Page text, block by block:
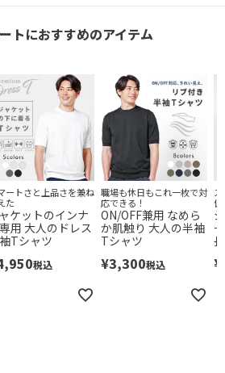
トにおすすめのアイテム
ートさと上品さを兼ね
た
ケットのインナ
用 大人のドレス
Tシャツ
税込
職場も休日もこれ一枚で対
応できる！
ON/OFF兼用 なめら
か肌触り 大人の半袖
Tシャツ
¥3,300税込
備
¥